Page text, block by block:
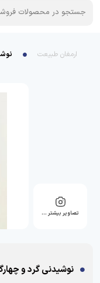
ارمغان طبیعت
تصاویر بیشتر …
نوشیدنی گرد و